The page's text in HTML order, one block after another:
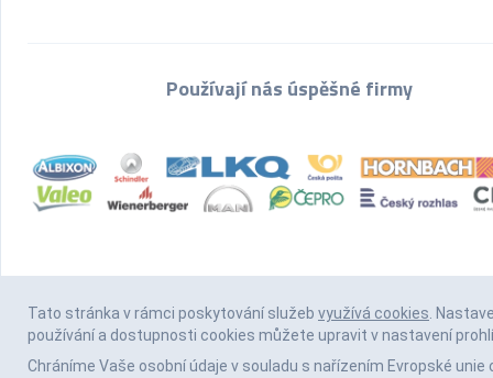
Používají nás úspěšné firmy
Tato stránka v rámci poskytování služeb využívá cookies.
používání a dostupnosti cookies můžete upravit v nastavení
Chráníme Vaše osobní údaje v souladu s nařízením Evropské unie